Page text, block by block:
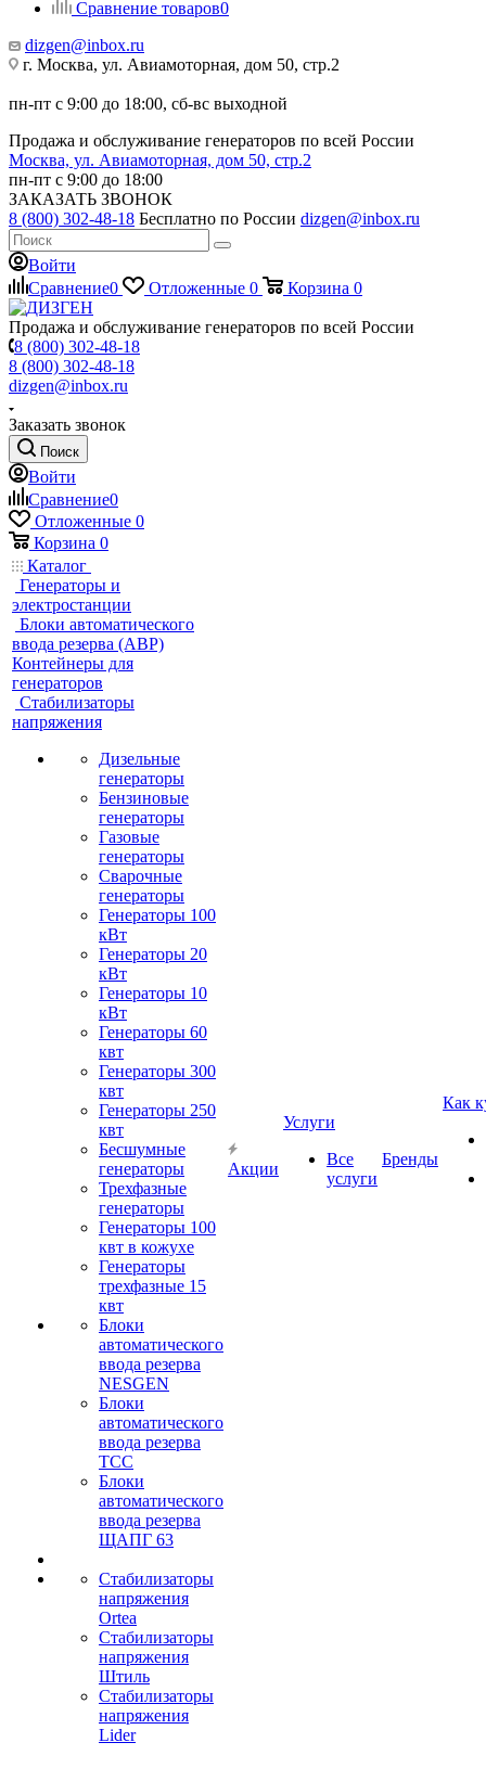
Сравнение товаров0
dizgen@inbox.ru
г. Москва, ул. Авиамоторная, дом 50, стр.2
пн-пт с 9:00 до 18:00, сб-вс выходной
Продажа и обслуживание генераторов по всей России
Москва, ул. Авиамоторная, дом 50, стр.2
пн-пт с 9:00 до 18:00
ЗАКАЗАТЬ ЗВОНОК
8 (800) 302-48-18 Бесплатно по России dizgen@inbox.ru
Войти
Сравнение0 Отложенные 0 Корзина 0
Продажа и обслуживание генераторов по всей России
8 (800) 302-48-18
8 (800) 302-48-18
dizgen@inbox.ru
Заказать звонок
Поиск
Войти
Сравнение0
Отложенные 0
Корзина 0
Каталог
Генераторы и
электростанции
Блоки автоматического
ввода резерва (АВР)
Контейнеры для
генераторов
Стабилизаторы
напряжения
Дизельные
генераторы
Бензиновые
генераторы
Газовые
генераторы
Сварочные
генераторы
Генераторы 100
кВт
Генераторы 20
кВт
Генераторы 10
кВт
Генераторы 60
квт
Генераторы 300
квт
Генераторы 250
квт
Бесшумные
генераторы
Трехфазные
генераторы
Генераторы 100
квт в кожухе
Генераторы
трехфазные 15
квт
Блоки
автоматического
ввода резерва
NESGEN
Блоки
автоматического
ввода резерва
ТСС
Блоки
автоматического
ввода резерва
ЩАПГ 63
Стабилизаторы
напряжения
Ortea
Стабилизаторы
напряжения
Штиль
Стабилизаторы
напряжения
Lider
Акции
Услуги
Все
услуги
Бренды
Как